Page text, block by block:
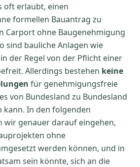
oft erlaubt, einen
formellen Bauantrag zu
Carport ohne Baugenehmigung
sind bauliche Anlagen wie
der Regel von der Pflicht einer
Allerdings bestehen keine
für genehmigungsfreie
von Bundesland zu Bundesland
kann. In den folgenden
wir genauer darauf eingehen,
ohne
werden können, und in
sein könnte, sich an die